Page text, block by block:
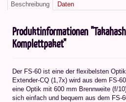
Beschreibung Daten
Produktinformationen
Komplettpaket"
Der FS-60 ist eine der flexibelsten
Extender-CQ (1,7x) wird aus dem FS-
eine Optik mit 600 mm Brennweite (f/
sich einfach und bequem aus dem FS-